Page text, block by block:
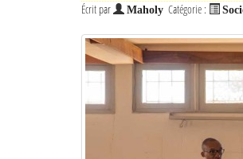
Écrit par Maholy Catégorie :